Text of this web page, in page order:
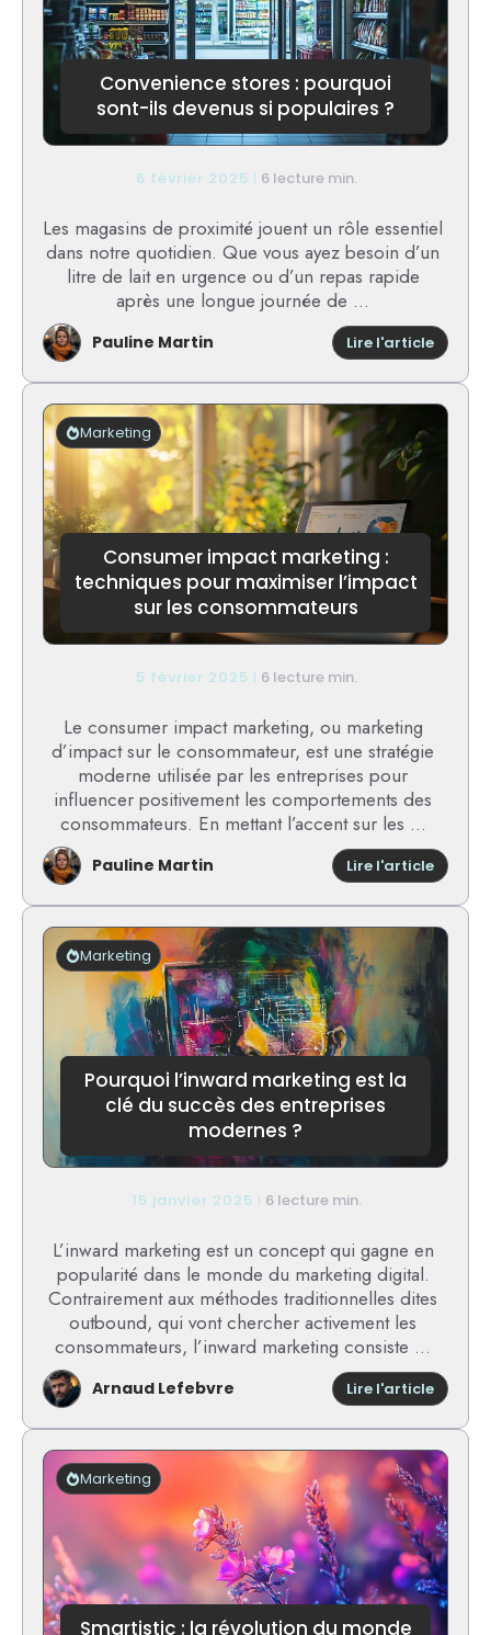
de
ce
modèle
Convenience stores : pourquoi
sont-ils devenus si populaires ?
6 février 2025 6 lecture min.
Les magasins de proximité jouent un rôle essentiel
dans notre quotidien. Que vous ayez besoin d’un
litre de lait en urgence ou d’un repas rapide
après une longue journée de ...
Pauline Martin Lire l'article:
stores
:
Consumer impact marketing :
techniques pour maximiser l’impact
sur les consommateurs
Marketing
5 février 2025 6 lecture min.
Le consumer impact marketing, ou marketing
d’impact sur le consommateur, est une stratégie
moderne utilisée par les entreprises pour
influencer positivement les comportements des
consommateurs. En mettant l’accent sur les ...
Pauline Martin Lire l'article:
impact
pour
Pourquoi l’inward marketing est la
clé du succès des entreprises
modernes ?
Marketing
15 janvier 2025 6 lecture min.
L’inward marketing est un concept qui gagne en
popularité dans le monde du marketing digital.
Contrairement aux méthodes traditionnelles dites
outbound, qui vont chercher activement les
consommateurs, l’inward marketing consiste ...
Arnaud Lefebvre Lire l'article:
est
la
clé
du
succès
des
Smartistic : la révolution du monde
Marketing